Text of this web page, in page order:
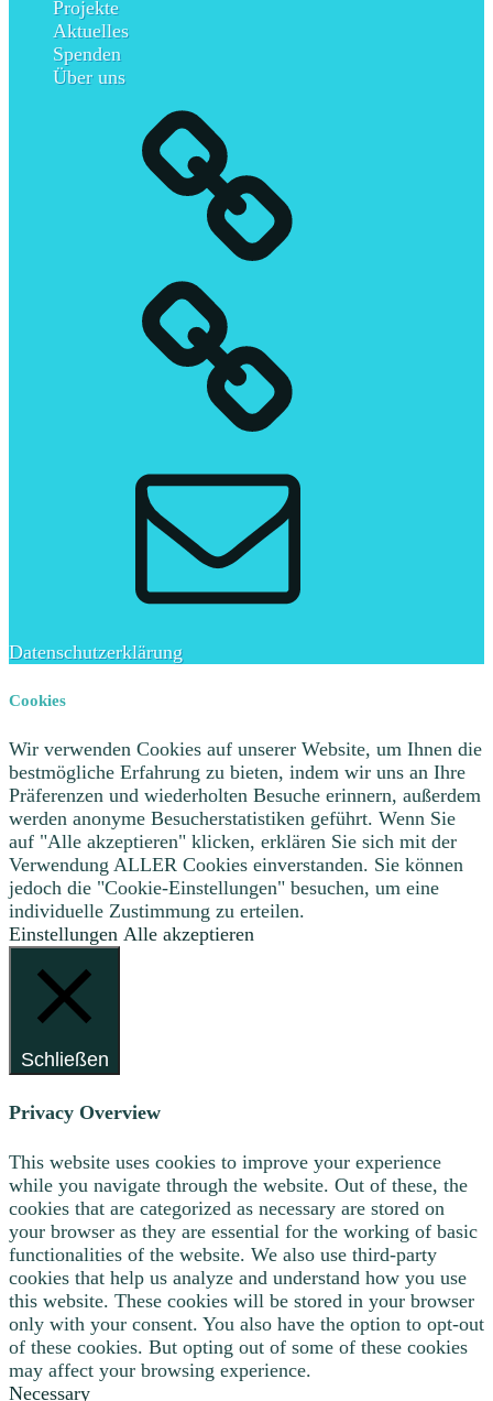
Projekte
Aktuelles
Spenden
Über uns
Datenschutzerklärung
Datenschutzerklärung
Cookies
Wir verwenden Cookies auf unserer Website, um Ihnen die
bestmögliche Erfahrung zu bieten, indem wir uns an Ihre
Präferenzen und wiederholten Besuche erinnern, außerdem
werden anonyme Besucherstatistiken geführt. Wenn Sie
auf "Alle akzeptieren" klicken, erklären Sie sich mit der
Verwendung ALLER Cookies einverstanden. Sie können
jedoch die "Cookie-Einstellungen" besuchen, um eine
individuelle Zustimmung zu erteilen.
Einstellungen Alle akzeptieren
Schließen
Privacy Overview
This website uses cookies to improve your experience
while you navigate through the website. Out of these, the
cookies that are categorized as necessary are stored on
your browser as they are essential for the working of basic
functionalities of the website. We also use third-party
cookies that help us analyze and understand how you use
this website. These cookies will be stored in your browser
only with your consent. You also have the option to opt-out
of these cookies. But opting out of some of these cookies
may affect your browsing experience.
Necessary